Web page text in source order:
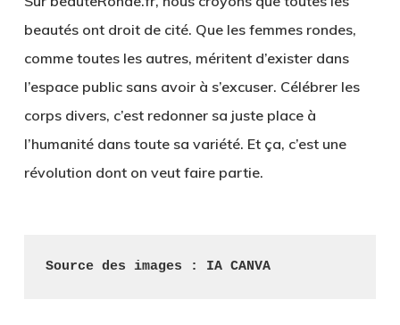
beautés ont droit de cité. Que les femmes rondes,
comme toutes les autres, méritent d’exister dans
l’espace public sans avoir à s’excuser. Célébrer les
corps divers, c’est redonner sa juste place à
l’humanité dans toute sa variété. Et ça, c’est une
révolution dont on veut faire partie.
Source des images : IA CANVA